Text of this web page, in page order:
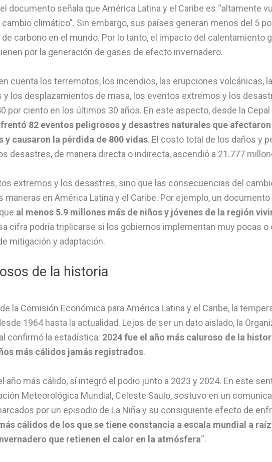
documento señala que América Latina y el Caribe es “altamente
climático”. Sin embargo, sus países generan menos del 5
carbono en el mundo. Por lo tanto, el impacto del calentamiento
por la generación de gases de efecto invernadero.
cuenta los terremotos, los incendios, las erupciones volcánicas,
y los desplazamientos de masa, los eventos extremos y los
por ciento en los últimos 30 años. En este aspecto, desde la Cepal
82 eventos peligrosos y desastres naturales que afectaron
y causaron la pérdida de 800 vidas. El costo total de los daños y
desastres, de manera directa o indirecta, ascendió a 21.777
extremos y los desastres, sino que las consecuencias del
en América Latina y el Caribe. Por ejemplo, un documento
al menos 5.9 millones más de niños y jóvenes de la región
cifra podría triplicarse si los gobiernos implementan muy pocas o
mitigación y adaptación.
de la historia
la Comisión Económica para América Latina y el Caribe, la
1964 hasta la actualidad. Lejos de ser un dato aislado, la
confirmó la estadística: 2024 fue el año más caluroso de la
más cálidos jamás registrados.
año más cálido, sí integró el podio junto a 2023 y 2024. En este
Meteorológica Mundial, Celeste Saulo, sostuvo en un
por un episodio de La Niña y su consiguiente efecto de
cálidos de los que se tiene constancia a escala mundial a
que retienen el calor en la atmósfera“.